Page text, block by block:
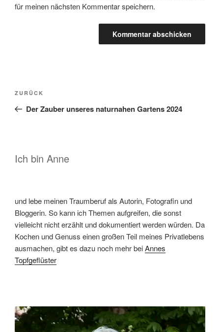
für meinen nächsten Kommentar speichern.
Beitragsnavigation
Vorheriger
Beitrag
ZURÜCK
Der Zauber unseres naturnahen Gartens 2024
Ich bin Anne
und lebe meinen Traumberuf als Autorin, Fotografin und
Bloggerin. So kann ich Themen aufgreifen, die sonst
vielleicht nicht erzählt und dokumentiert werden würden. Da
Kochen und Genuss einen großen Teil meines Privatlebens
ausmachen, gibt es dazu noch mehr beiAnnes
Topfgeflüster